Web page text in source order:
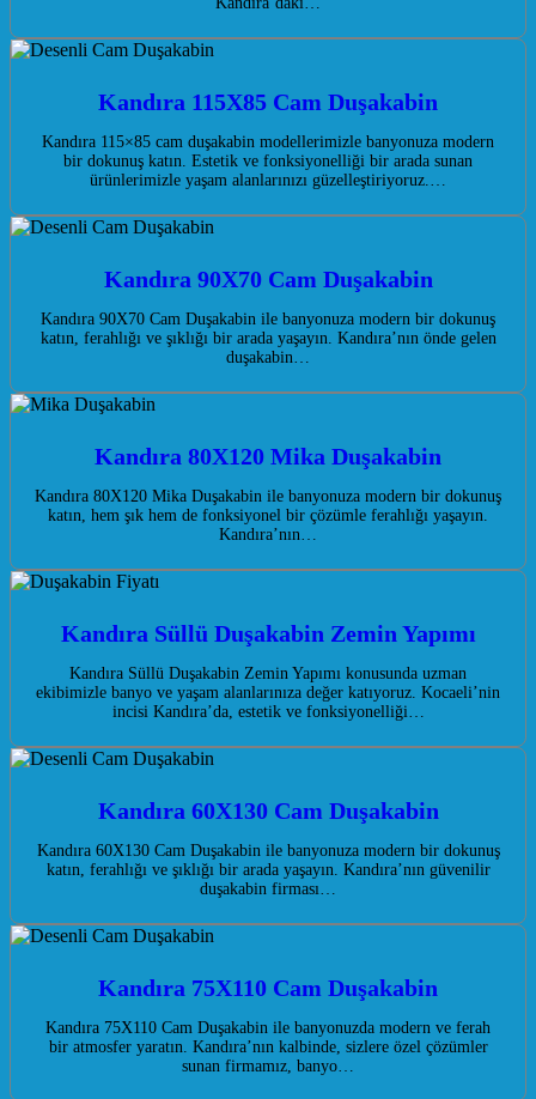
Kandıra 115X85 Cam Duşakabin
Kandıra 115×85 cam duşakabin modellerimizle banyonuza modern
bir dokunuş katın. Estetik ve fonksiyonelliği bir arada sunan
ürünlerimizle yaşam alanlarınızı güzelleştiriyoruz.…
Kandıra 90X70 Cam Duşakabin
Kandıra 90X70 Cam Duşakabin ile banyonuza modern bir dokunuş
katın, ferahlığı ve şıklığı bir arada yaşayın. Kandıra’nın önde gelen
duşakabin…
Kandıra 80X120 Mika Duşakabin
Kandıra 80X120 Mika Duşakabin ile banyonuza modern bir dokunuş
katın, hem şık hem de fonksiyonel bir çözümle ferahlığı yaşayın.
Kandıra’nın…
Kandıra Süllü Duşakabin Zemin Yapımı
Kandıra Süllü Duşakabin Zemin Yapımı konusunda uzman
ekibimizle banyo ve yaşam alanlarınıza değer katıyoruz. Kocaeli’nin
incisi Kandıra’da, estetik ve fonksiyonelliği…
Kandıra 60X130 Cam Duşakabin
Kandıra 60X130 Cam Duşakabin ile banyonuza modern bir dokunuş
katın, ferahlığı ve şıklığı bir arada yaşayın. Kandıra’nın güvenilir
duşakabin firması…
Kandıra 75X110 Cam Duşakabin
Kandıra 75X110 Cam Duşakabin ile banyonuzda modern ve ferah
bir atmosfer yaratın. Kandıra’nın kalbinde, sizlere özel çözümler
sunan firmamız, banyo…